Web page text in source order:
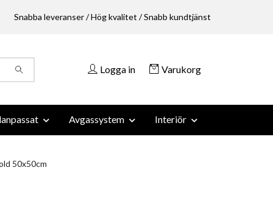
Snabba leveranser / Hög kvalitet / Snabb kundtjänst
Logga in Varukorg
Avgassystem Interiör
50x50cm